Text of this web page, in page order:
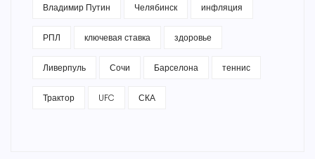
Владимир Путин Челябинск инфляция
РПЛ ключевая ставка здоровье
Ливерпуль Сочи Барселона теннис
Трактор UFC СКА